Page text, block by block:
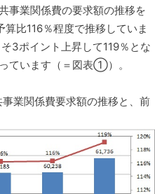
事業関係費の要求額の推移を
比116％程度で推移していま
3ポイント上昇して119％とな
ています（＝図表①）。
業関係費要求額の推移と、前